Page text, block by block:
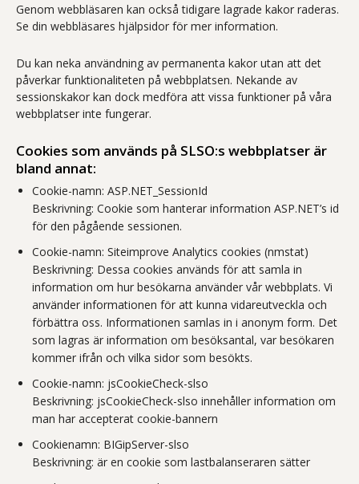
Genom webbläsaren kan också tidigare lagrade kakor raderas.
Se din webbläsares hjälpsidor för mer information.
Du kan neka användning av permanenta kakor utan att det
påverkar funktionaliteten på webbplatsen. Nekande av
sessionskakor kan dock medföra att vissa funktioner på våra
webbplatser inte fungerar.
Cookies som används på SLSO:s webbplatser är
bland annat:
Cookie-namn: ASP.NET_SessionId
Beskrivning: Cookie som hanterar information ASP.NET’s id
för den pågående sessionen.
Cookie-namn: Siteimprove Analytics cookies (nmstat)
Beskrivning: Dessa cookies används för att samla in
information om hur besökarna använder vår webbplats. Vi
använder informationen för att kunna vidareutveckla och
förbättra oss. Informationen samlas in i anonym form. Det
som lagras är information om besöksantal, var besökaren
kommer ifrån och vilka sidor som besökts.
Cookie-namn: jsCookieCheck-slso
Beskrivning: jsCookieCheck-slso innehåller information om
man har accepterat cookie-bannern
Cookienamn: BIGipServer-slso
Beskrivning: är en cookie som lastbalanseraren sätter